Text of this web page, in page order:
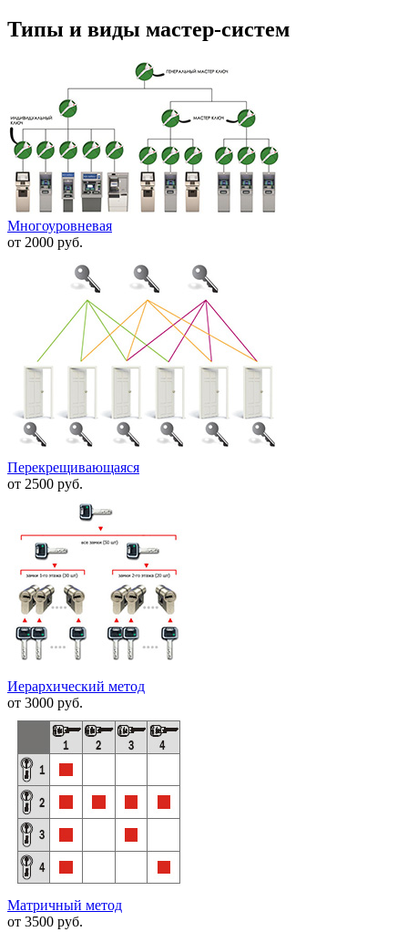
Типы и виды мастер-систем
Многоуровневая
от 2000 руб.
Перекрещивающаяся
от 2500 руб.
Иерархический метод
от 3000 руб.
Матричный метод
от 3500 руб.